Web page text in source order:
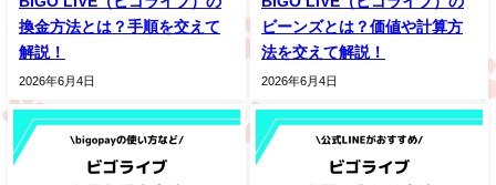
換金方法とは？手順を交えて
解説！
2026年6月4日
ビーンズとは？価値や計算方
法を交えて解説！
2026年6月4日